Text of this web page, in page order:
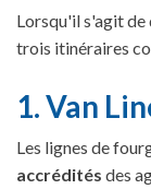
Lorsqu'il s'agit de
trois itinéraires
1. Van
Les lignes de
accrédités des